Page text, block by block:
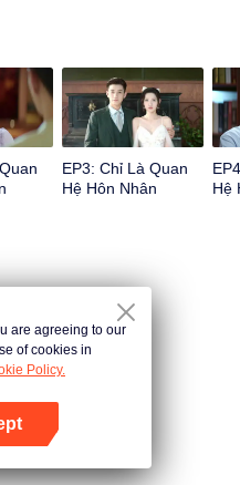
EP3: Chỉ Là Quan
Hệ Hôn Nhân
Hệ
Dành Cho Em
Áp Bên Em
are agreeing to our
of cookies in
Policy.